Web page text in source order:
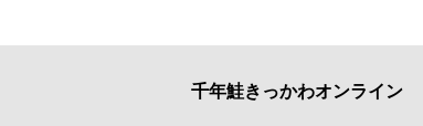
千年鮭きっかわオンライン